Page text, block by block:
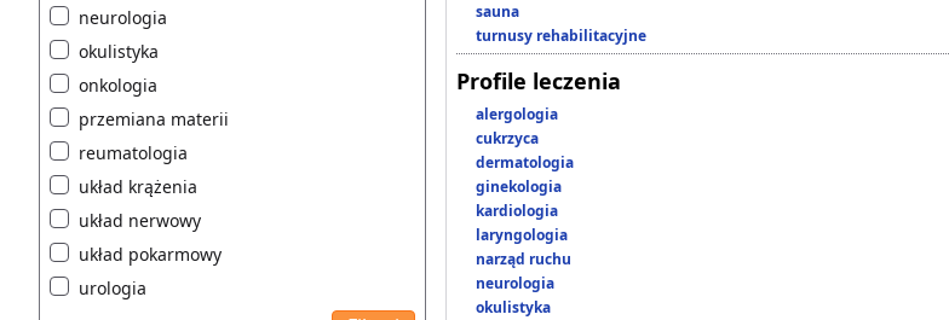
neurologia
okulistyka
onkologia
przemiana materii
reumatologia
układ krążenia
układ nerwowy
układ pokarmowy
urologia
sauna
turnusy rehabilitacyjne
Profile leczenia
alergologia
cukrzyca
dermatologia
ginekologia
kardiologia
laryngologia
narząd ruchu
neurologia
okulistyka